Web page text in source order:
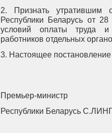
2. Признать утратившим
Республики Беларусь от
условий оплаты труда и
работников отдельных
3. Настоящее постановление
Премьер-министр
Республики Беларусь